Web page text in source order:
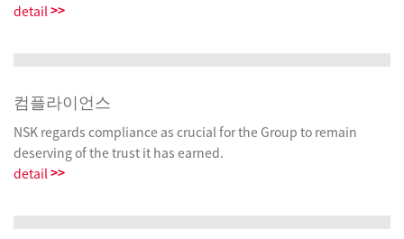
detail>>
컴플라이언스
NSK regards compliance as crucial for the Group to remain
deserving of the trust it has earned.
detail>>